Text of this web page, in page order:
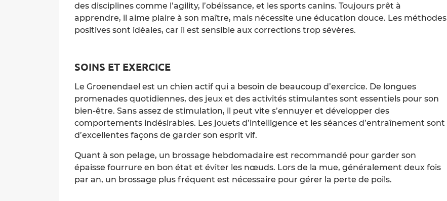
des disciplines comme l’agility, l’obéissance, et les sports canins. Toujours prêt à
apprendre, il aime plaire à son maître, mais nécessite une éducation douce. Les méthodes
positives sont idéales, car il est sensible aux corrections trop sévères.
SOINS ET EXERCICE
Le Groenendael est un chien actif qui a besoin de beaucoup d’exercice. De longues
promenades quotidiennes, des jeux et des activités stimulantes sont essentiels pour son
bien-être. Sans assez de stimulation, il peut vite s’ennuyer et développer des
comportements indésirables. Les jouets d’intelligence et les séances d’entraînement sont
d’excellentes façons de garder son esprit vif.
Quant à son pelage, un brossage hebdomadaire est recommandé pour garder son
épaisse fourrure en bon état et éviter les nœuds. Lors de la mue, généralement deux fois
par an, un brossage plus fréquent est nécessaire pour gérer la perte de poils.